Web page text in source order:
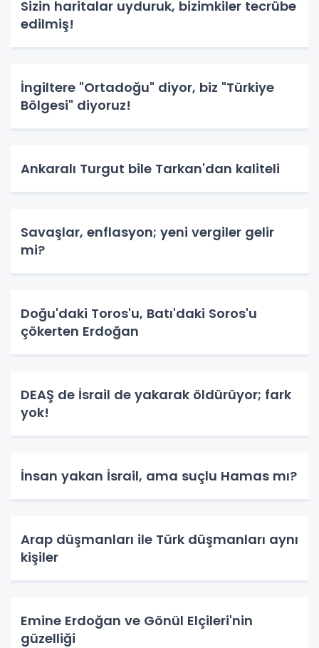
Sizin haritalar uyduruk, bizimkiler tecrübe
edilmiş!
İngiltere "Ortadoğu" diyor, biz "Türkiye
Bölgesi" diyoruz!
Ankaralı Turgut bile Tarkan'dan kaliteli
Savaşlar, enflasyon; yeni vergiler gelir
mi?
Doğu'daki Toros'u, Batı'daki Soros'u
çökerten Erdoğan
DEAŞ de İsrail de yakarak öldürüyor; fark
yok!
İnsan yakan İsrail, ama suçlu Hamas mı?
Arap düşmanları ile Türk düşmanları aynı
kişiler
Emine Erdoğan ve Gönül Elçileri'nin
güzelliği